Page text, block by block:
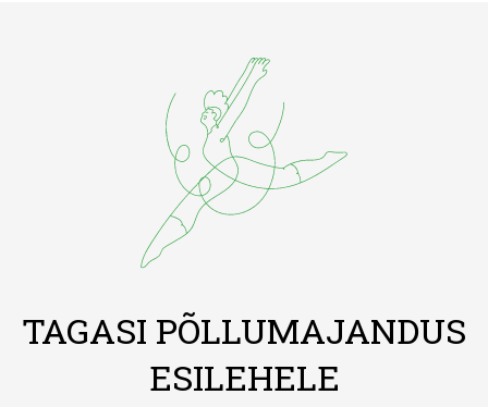
TAGASI PÕLLUMAJANDUS
ESILEHELE